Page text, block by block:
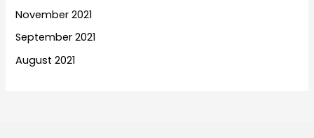
November 2021
September 2021
August 2021